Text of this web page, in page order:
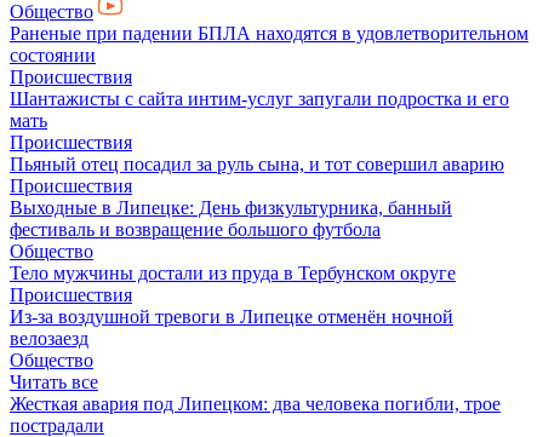
Общество
Раненые при падении БПЛА находятся в удовлетворительном
состоянии
Происшествия
Шантажисты с сайта интим-услуг запугали подростка и его
мать
Происшествия
Пьяный отец посадил за руль сына, и тот совершил аварию
Происшествия
Выходные в Липецке: День физкультурника, банный
фестиваль и возвращение большого футбола
Общество
Тело мужчины достали из пруда в Тербунском округе
Происшествия
Из-за воздушной тревоги в Липецке отменён ночной
велозаезд
Общество
Читать все
Жесткая авария под Липецком: два человека погибли, трое
пострадали